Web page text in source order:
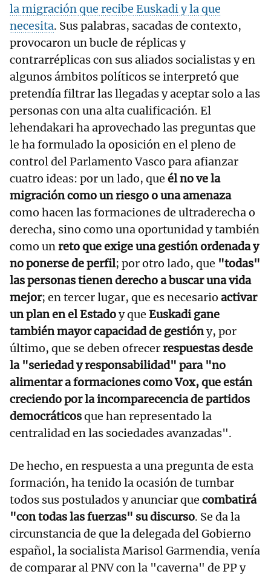
la migración que recibe Euskadi y la que
necesita. Sus palabras, sacadas de contexto,
provocaron un bucle de réplicas y
contrarréplicas con sus aliados socialistas y en
algunos ámbitos políticos se interpretó que
pretendía filtrar las llegadas y aceptar solo a las
personas con una alta cualificación. El
lehendakari ha aprovechado las preguntas que
le ha formulado la oposición en el pleno de
control del Parlamento Vasco para afianzar
cuatro ideas: por un lado, que él no ve la
migración como un riesgo o una amenaza
como hacen las formaciones de ultraderecha o
derecha, sino como una oportunidad y también
como unreto que exige una gestión ordenada y
no ponerse de perfil; por otro lado, que "todas"
las personas tienen derecho a buscar una vida
mejor; en tercer lugar, que es necesario activar
un plan en el Estadoy que Euskadi gane
también mayor capacidad de gestióny, por
último, que se deben ofrecerrespuestas desde
la "seriedad y responsabilidad" para "no
alimentar a formaciones como Vox, que están
creciendo por la incomparecencia de partidos
democráticosque han representado la
centralidad en las sociedades avanzadas".
De hecho, en respuesta a una pregunta de esta
formación, ha tenido la ocasión de tumbar
todos sus postulados y anunciar que combatirá
"con todas las fuerzas" su discurso. Se da la
circunstancia de que la delegada del Gobierno
español, la socialista Marisol Garmendia, venía
de comparar al PNV con la "caverna" de PP y